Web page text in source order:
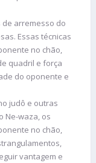
de arremesso do
Essas técnicas
no chão,
quadril e força
do oponente e
judô e outras
Ne-waza, os
no chão,
vantagem e